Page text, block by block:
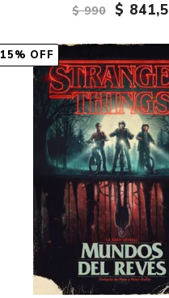
$ 990
$ 841,5
15% OFF